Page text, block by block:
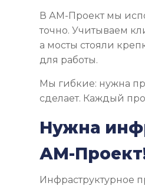
В АМ-Проект мы
точно. Учитываем
а мосты стояли
для работы.
Мы гибкие: нужна
сделает. Каждый
Нужна
АМ-
Инфраструктурное